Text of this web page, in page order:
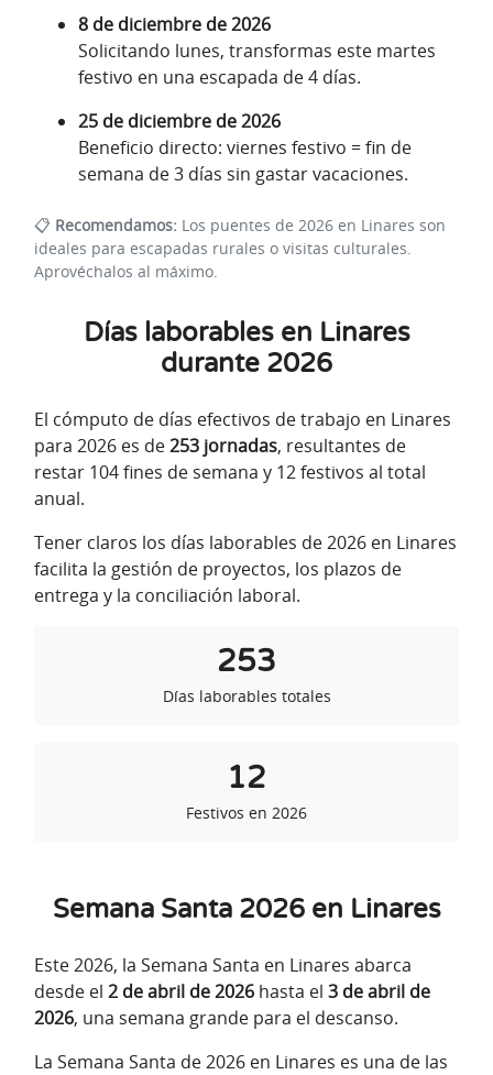
8 de diciembre de 2026
Solicitando lunes, transformas este martes
festivo en una escapada de 4 días.
25 de diciembre de 2026
Beneficio directo: viernes festivo = fin de
semana de 3 días sin gastar vacaciones.
📋 Recomendamos: Los puentes de 2026 en Linares son
ideales para escapadas rurales o visitas culturales.
Aprovéchalos al máximo.
Días laborables en Linares
durante 2026
El cómputo de días efectivos de trabajo en Linares
para 2026 es de253 jornadas, resultantes de
restar 104 fines de semana y 12 festivos al total
anual.
Tener claros los días laborables de 2026 en Linares
facilita la gestión de proyectos, los plazos de
entrega y la conciliación laboral.
253
Días laborables totales
12
Festivos en 2026
Semana Santa 2026 en Linares
Este 2026, la Semana Santa en Linares abarca
desde el 2 de abril de 2026 hasta el 3 de abril de
2026, una semana grande para el descanso.
La Semana Santa de 2026 en Linares es una de las